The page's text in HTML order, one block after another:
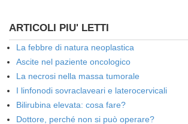
ARTICOLI PIU' LETTI
La febbre di natura neoplastica
Ascite nel paziente oncologico
La necrosi nella massa tumorale
I linfonodi sovraclaveari e laterocervicali
Bilirubina elevata: cosa fare?
Dottore, perché non si può operare?